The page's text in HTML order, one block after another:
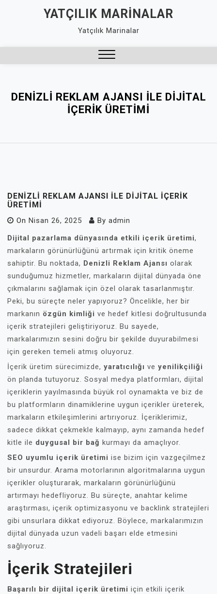
YATÇILIK MARINALAR
Yatçılık Marinalar
DENIZLI REKLAM AJANSI ILE DIJITAL
İÇERIK ÜRETIMI
DENIZLI REKLAM AJANSI ILE DIJITAL İÇERIK
ÜRETIMI
On Nisan 26, 2025 By admin
Dijital pazarlama dünyasında etkili içerik üretimi,
markaların görünürlüğünü artırmak için kritik öneme
sahiptir. Bu noktada, Denizli Reklam Ajansı olarak
sunduğumuz hizmetler, markaların dijital dünyada öne
çıkmalarını sağlamak için özel olarak tasarlanmıştır.
Peki, bu süreçte neler yapıyoruz? Öncelikle, her bir
markanın özgün kimliği ve hedef kitlesi doğrultusunda
içerik stratejileri geliştiriyoruz. Bu sayede,
markalarımızın sesini doğru bir şekilde duyurabilmesi
için gereken temeli atmış oluyoruz.
İçerik üretim sürecimizde, yaratıcılığı ve yenilikçiliği
ön planda tutuyoruz. Sosyal medya platformları, dijital
içeriklerin yayılmasında büyük rol oynamakta ve biz de
bu platformların dinamiklerine uygun içerikler üreterek,
markaların etkileşimlerini artırıyoruz. İçeriklerimiz,
sadece dikkat çekmekle kalmayıp, aynı zamanda hedef
kitle ile duygusal bir bağ kurmayı da amaçlıyor.
SEO uyumlu içerik üretimi ise bizim için vazgeçilmez
bir unsurdur. Arama motorlarının algoritmalarına uygun
içerikler oluşturarak, markaların görünürlüğünü
artırmayı hedefliyoruz. Bu süreçte, anahtar kelime
araştırması, içerik optimizasyonu ve backlink stratejileri
gibi unsurlara dikkat ediyoruz. Böylece, markalarımızın
dijital dünyada uzun vadeli başarı elde etmesini
sağlıyoruz.
İçerik Stratejileri
Başarılı bir dijital içerik üretimi için etkili içerik